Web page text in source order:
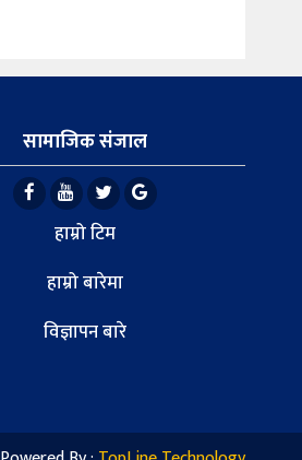
सामाजिक संजाल
हाम्रो टिम
हाम्रो बारेमा
विज्ञापन बारे